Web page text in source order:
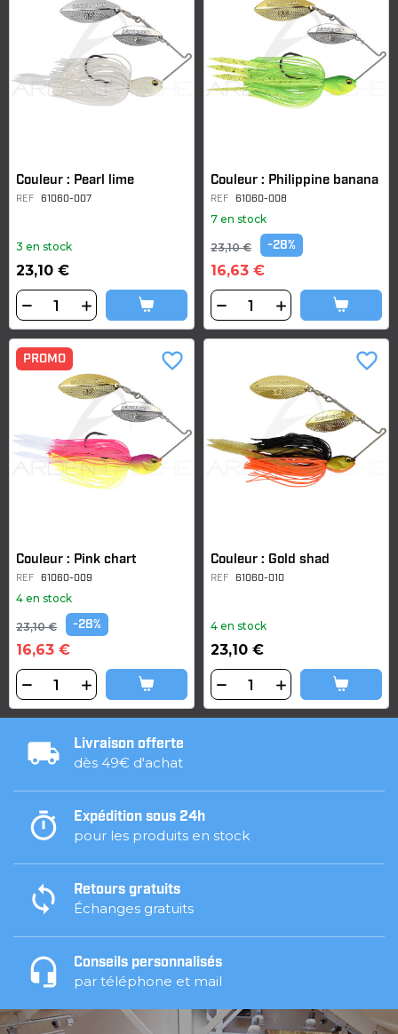
Couleur : Pearl lime
REF 61060-007
3 en stock
23,10 €
Couleur : Philippine banana
REF 61060-008
7 en stock
23,10 € -28%
16,63 €
PROMO
Couleur : Pink chart
REF 61060-009
4 en stock
23,10 € -28%
16,63 €
favorite_border
Couleur : Gold shad
REF 61060-010
4 en stock
23,10 €
favorite_border
Livraison offerte
dès 49€ d'achat
Expédition sous 24h
pour les produits en stock
Retours gratuits
Échanges gratuits
Conseils personnalisés
par téléphone et mail